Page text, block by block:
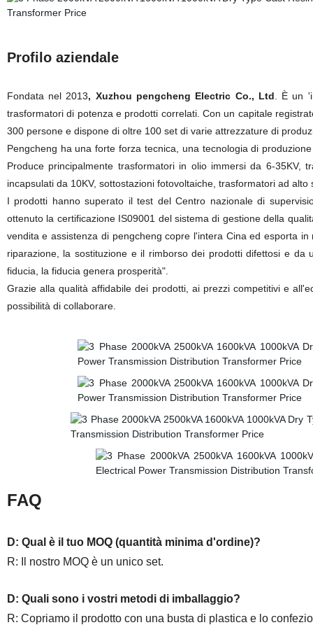
Profilo aziendale
Fondata nel 2013, Xuzhou pengcheng Electric Co., Ltd . È un
trasformatori di potenza e prodotti correlati. Con un capitale
300 persone e dispone di oltre 100 set di varie attrezzature di
Pengcheng ha una forte forza tecnica, una tecnologia di
Produce principalmente trasformatori in olio immersi da 6-
incapsulati da 10KV, sottostazioni fotovoltaiche, trasformatori ad
I prodotti hanno superato il test del Centro nazionale di
ottenuto la certificazione IS09001 del sistema di gestione della
vendita e assistenza di pengcheng copre l'intera Cina ed esporta
riparazione, la sostituzione e il rimborso dei prodotti difettosi e
fiducia, la fiducia genera prosperità".
Grazie alla qualità affidabile dei prodotti, ai prezzi competitivi e
possibilità di collaborare.
FAQ
D: Qual è il tuo MOQ (quantità minima d'ordine)?
R: Il nostro MOQ è un unico set.
D: Quali sono i vostri metodi di imballaggio?
R: Copriamo il prodotto con una busta di plastica e lo